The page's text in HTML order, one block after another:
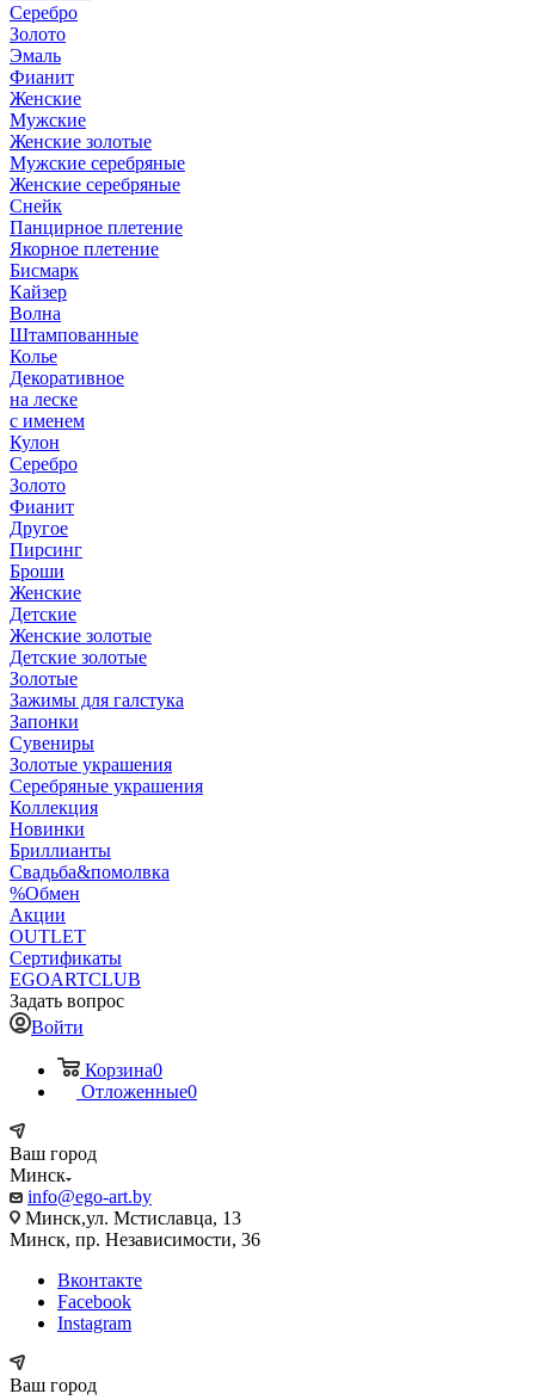
Серебро
Золото
Эмаль
Фианит
Женские
Мужские
Женские золотые
Мужские серебряные
Женские серебряные
Снейк
Панцирное плетение
Якорное плетение
Бисмарк
Кайзер
Волна
Штампованные
Колье
Декоративное
на леске
с именем
Кулон
Серебро
Золото
Фианит
Другое
Пирсинг
Броши
Женские
Детские
Женские золотые
Детские золотые
Золотые
Зажимы для галстука
Запонки
Сувениры
Золотые украшения
Серебряные украшения
Коллекция
Новинки
Бриллианты
Свадьба&помолвка
%Обмен
Акции
OUTLET
Сертификаты
EGOARTCLUB
Задать вопрос
Войти
Корзина0
Отложенные0
Ваш город
Минск
info@ego-art.by
Минск,ул. Мстиславца, 13
Минск, пр. Независимости, 36
Вконтакте
Facebook
Instagram
Ваш город